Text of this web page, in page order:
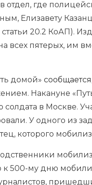
отдел, где
Елизавету
20.2 КоАП).
всех пятерых, им
домой» сообщается
Накануне
солдата в Москве.
У одного из
которого
к 500-му дню